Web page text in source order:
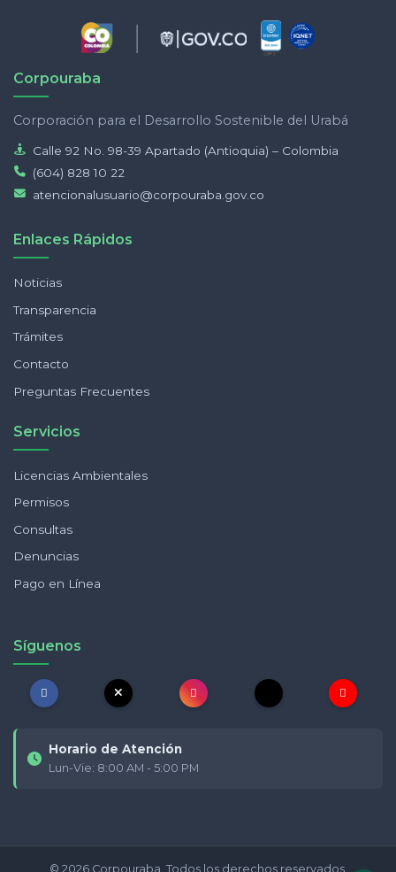
Corpouraba
Corporación para el Desarrollo Sostenible del Urabá
Calle 92 No. 98-39 Apartado (Antioquia) – Colombia
(604) 828 10 22
atencionalusuario@corpouraba.gov.co
Enlaces Rápidos
Noticias
Transparencia
Trámites
Contacto
Preguntas Frecuentes
Servicios
Licencias Ambientales
Permisos
Consultas
Denuncias
Pago en Línea
Síguenos
Horario de Atención
Lun-Vie: 8:00 AM - 5:00 PM
© 2026 Corpouraba. Todos los derechos reservados.